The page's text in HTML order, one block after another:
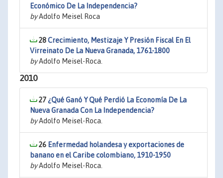
Económico De La Independencia?
byAdolfo Meisel Roca
28Crecimiento, Mestizaje Y Presión Fiscal En El
Virreinato De La Nueva Granada, 1761-1800
byAdolfo Meisel-Roca.
2010
27 ¿Qué Ganó Y Qué Perdió La Economía De La
Nueva Granada Con La Independencia?
byAdolfo Meisel-Roca.
26 Enfermedad holandesa y exportaciones de
banano en el Caribe colombiano, 1910-1950
byAdolfo Meisel-Roca.